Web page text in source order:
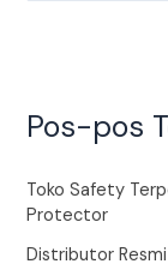
Pos-pos
Toko Safety
Protector
Distributor